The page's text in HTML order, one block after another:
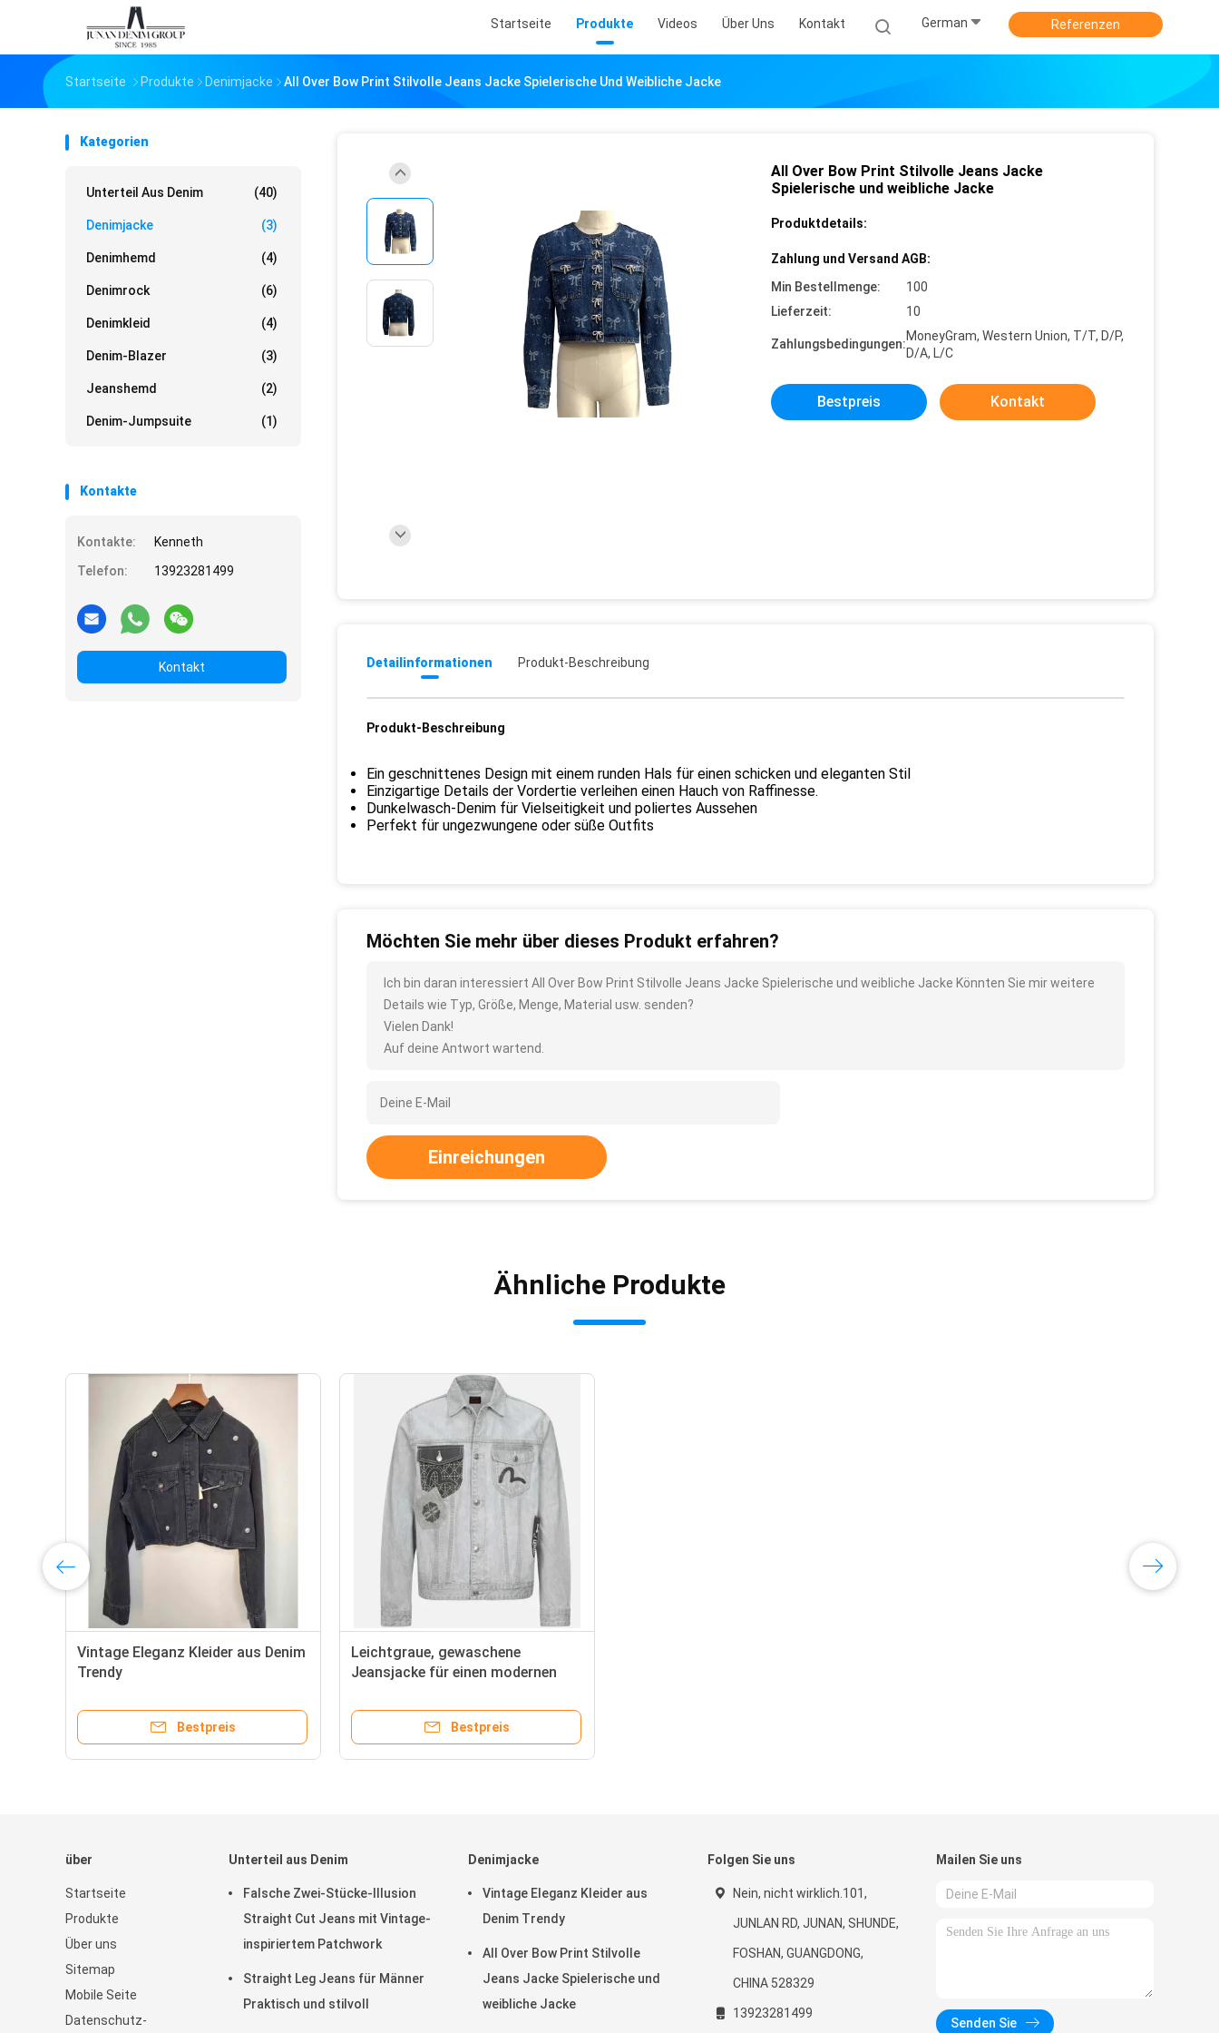
Startseite Produkte Videos Über Uns Kontakt German Referenzen
Startseite Produkte Denimjacke All Over Bow Print Stilvolle Jeans Jacke Spielerische Und Weibliche Jacke
Kategorien
Unterteil Aus Denim (40)
Denimjacke (3)
Denimhemd (4)
Denimrock (6)
Denimkleid (4)
Denim-Blazer (3)
Jeanshemd (2)
Denim-Jumpsuite (1)
Kontakte
Kontakte:
Kenneth
Telefon:
13923281499
Kontakt
All Over Bow Print Stilvolle Jeans Jacke
Spielerische und weibliche Jacke
Produktdetails:
Zahlung und Versand AGB:
Min Bestellmenge:
100
Lieferzeit:
10
Zahlungsbedingungen:
MoneyGram, Western Union, T/T, D/P,
D/A, L/C
Bestpreis Kontakt
Detailinformationen Produkt-Beschreibung
Produkt-Beschreibung
Ein geschnittenes Design mit einem runden Hals für einen schicken und eleganten Stil
Einzigartige Details der Vordertie verleihen einen Hauch von Raffinesse.
Dunkelwasch-Denim für Vielseitigkeit und poliertes Aussehen
Perfekt für ungezwungene oder süße Outfits
Möchten Sie mehr über dieses Produkt erfahren?
Ich bin daran interessiert All Over Bow Print Stilvolle Jeans Jacke Spielerische und weibliche Jacke Könnten Sie mir weitere
Details wie Typ, Größe, Menge, Material usw. senden?
Vielen Dank!
Auf deine Antwort wartend.
Einreichungen
Ähnliche Produkte
Vintage Eleganz Kleider aus Denim
Trendy
Bestpreis
Leichtgraue, gewaschene
Jeansjacke für einen modernen
Bestpreis
über
Startseite
Produkte
Über uns
Sitemap
Mobile Seite
Datenschutz-
Unterteil aus Denim
Falsche Zwei-Stücke-Illusion
Straight Cut Jeans mit Vintage-
inspiriertem Patchwork
Straight Leg Jeans für Männer
Praktisch und stilvoll
Denimjacke
Vintage Eleganz Kleider aus
Denim Trendy
All Over Bow Print Stilvolle
Jeans Jacke Spielerische und
weibliche Jacke
Folgen Sie uns
Nein, nicht wirklich.101,
JUNLAN RD, JUNAN, SHUNDE,
FOSHAN, GUANGDONG,
CHINA 528329
13923281499
Mailen Sie uns
Senden Sie